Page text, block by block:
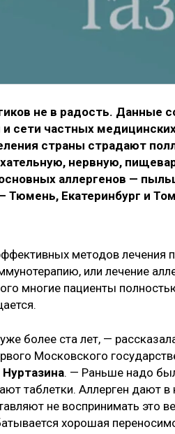
не в радость. Данные
и сети частных
страны страдают
нервную,
аллергенов —
Тюмень, Екатеринбург и
методов лечения
или лечение
многие пациенты
более ста лет, —
Московского
. — Раньше надо
таблетки. Аллерген дают
не воспринимать это
хорошая